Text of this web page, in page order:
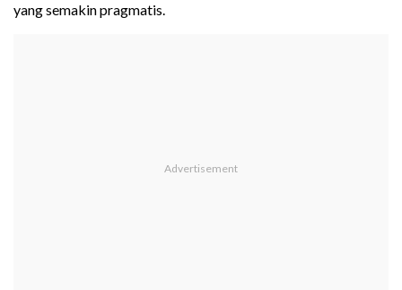
yang semakin pragmatis.